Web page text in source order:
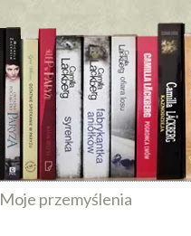
Moje przemyślenia